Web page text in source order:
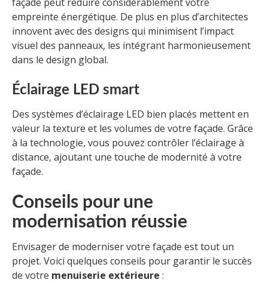
empreinte énergétique. De plus en plus d’architectes
innovent avec des designs qui minimisent l’impact
visuel des panneaux, les intégrant harmonieusement
dans le design global.
Éclairage LED smart
Des systèmes d’éclairage LED bien placés mettent en
valeur la texture et les volumes de votre façade. Grâce
à la technologie, vous pouvez contrôler l’éclairage à
distance, ajoutant une touche de modernité à votre
façade.
Conseils pour une
modernisation réussie
Envisager de moderniser votre façade est tout un
projet. Voici quelques conseils pour garantir le succès
de votre menuiserie extérieure :